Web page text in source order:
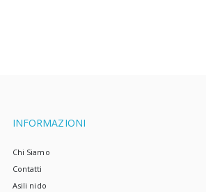
cosmetici impropri e dell'uso di
INFORMAZIONI
Chi Siamo
Contatti
Asili nido